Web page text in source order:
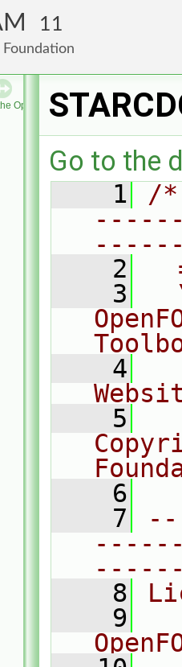
11
OpenFOAM Foundation
Go to the
    1
/
    2
    3
    4
    5
    6
    7
    8
    9